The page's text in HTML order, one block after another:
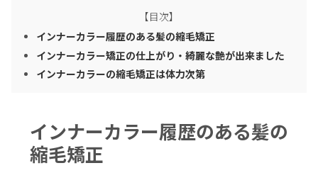
【目次】
インナーカラー履歴のある髪の縮毛矯正
インナーカラー矯正の仕上がり・綺麗な艶が出来ました
インナーカラーの縮毛矯正は体力次第
インナーカラー履歴のある髪の
縮毛矯正